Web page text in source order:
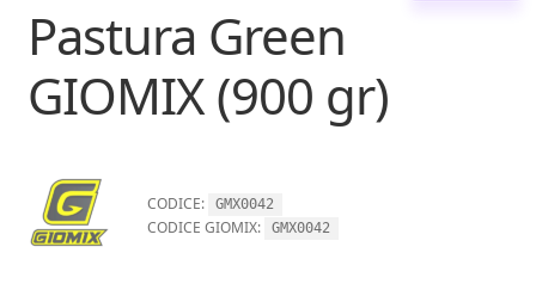
Pastura Green
GIOMIX (900 gr)
CODICE: GMX0042
CODICE GIOMIX: GMX0042